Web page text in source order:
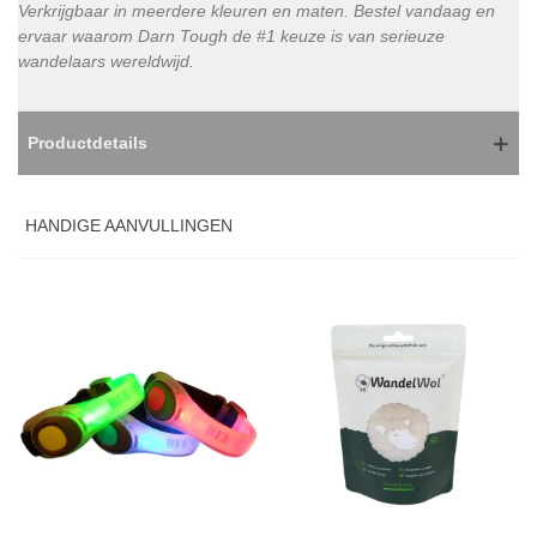
Verkrijgbaar in meerdere kleuren en maten. Bestel vandaag en
ervaar waarom Darn Tough de #1 keuze is van serieuze
wandelaars wereldwijd.
Productdetails
HANDIGE AANVULLINGEN